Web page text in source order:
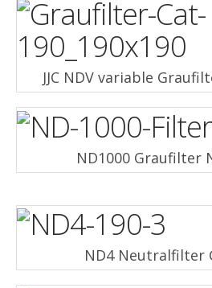
JJC NDV variable
ND1000 Graufilter
ND4 Neutralfilter